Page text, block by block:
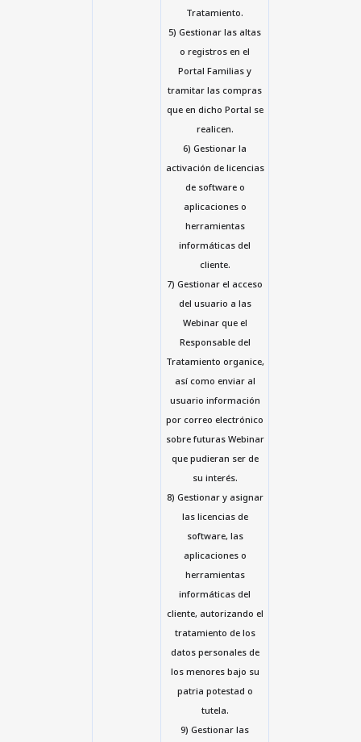
Tratamiento.
5) Gestionar las altas
o registros en el
Portal Familias y
tramitar las compras
que en dicho Portal se
realicen.
6) Gestionar la
activación de licencias
de software o
aplicaciones o
herramientas
informáticas del
cliente.
7) Gestionar el acceso
del usuario a las
Webinar que el
Responsable del
Tratamiento organice,
así como enviar al
usuario información
por correo electrónico
sobre futuras Webinar
que pudieran ser de
su interés.
8) Gestionar y asignar
las licencias de
software, las
aplicaciones o
herramientas
informáticas del
cliente, autorizando el
tratamiento de los
datos personales de
los menores bajo su
patria potestad o
tutela.
9) Gestionar las